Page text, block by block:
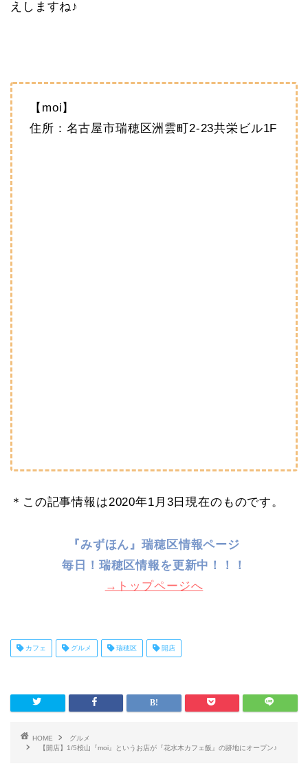
えしますね♪
【moi】
住所：名古屋市瑞穂区洲雲町2-23共栄ビル1F
＊この記事情報は2020年1月3日現在のものです。
『みずほん』瑞穂区情報ページ
毎日！ 瑞穂区情報を更新中！！！
→トップページへ
カフェ グルメ 瑞穂区 開店
HOME
グルメ
【開店】1/5桜山『moi』というお店が『花水木カフェ飯』の跡地にオープン♪